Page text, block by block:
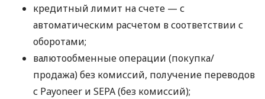
кредитный лимит на счете — с
автоматическим расчетом в соответствии с
оборотами;
валютообменные операции (покупка/
продажа) без комиссий, получение переводов
с Payoneer и SEPA (без комиссий);